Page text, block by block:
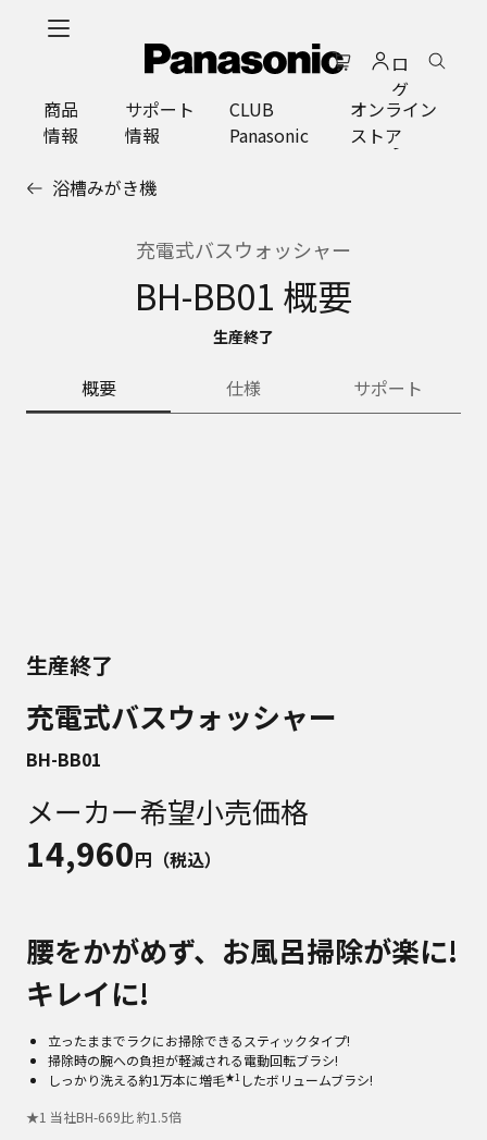
ロ
グ
イ
ン
商品
情報
サポート
情報
CLUB
Panasonic
オンライン
ストア
浴槽みがき機
充電式バスウォッシャー
BH-BB01 概要
生産終了
概要 仕様 サポート
生産終了
充電式バスウォッシャー
BH-BB01
メーカー希望小売価格
14,960円（税込）
腰をかがめず、お風呂掃除が楽に!
キレイに!
立ったままでラクにお掃除できるスティックタイプ!
掃除時の腕への負担が軽減される電動回転ブラシ!
しっかり洗える約1万本に増毛★1 したボリュームブラシ!
★1 当社BH-669比 約1.5倍